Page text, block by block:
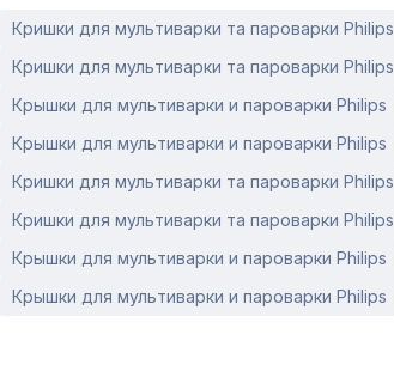
Кришки для мультиварки та пароварки Philips
Кришки для мультиварки та пароварки Philips
Крышки для мультиварки и пароварки Philips
Крышки для мультиварки и пароварки Philips
Кришки для мультиварки та пароварки Philips
Кришки для мультиварки та пароварки Philips
Крышки для мультиварки и пароварки Philips
Крышки для мультиварки и пароварки Philips